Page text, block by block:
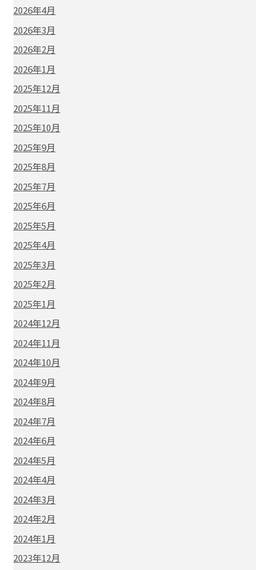
2026年4月
2026年3月
2026年2月
2026年1月
2025年12月
2025年11月
2025年10月
2025年9月
2025年8月
2025年7月
2025年6月
2025年5月
2025年4月
2025年3月
2025年2月
2025年1月
2024年12月
2024年11月
2024年10月
2024年9月
2024年8月
2024年7月
2024年6月
2024年5月
2024年4月
2024年3月
2024年2月
2024年1月
2023年12月